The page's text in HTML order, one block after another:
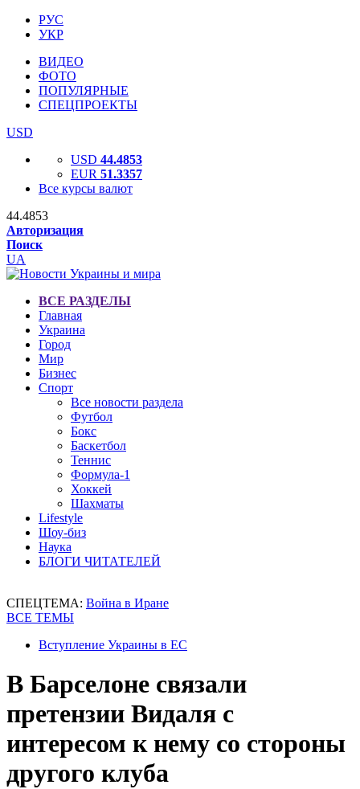
РУС
УКР
ВИДЕО
ФОТО
ПОПУЛЯРНЫЕ
СПЕЦПРОЕКТЫ
USD
USD 44.4853
EUR 51.3357
Все курсы валют
44.4853
Авторизация
Поиск
UA
ВСЕ РАЗДЕЛЫ
Главная
Украина
Город
Мир
Бизнес
Спорт
Все новости раздела
Футбол
Бокс
Баскетбол
Теннис
Формула-1
Хоккей
Шахматы
Lifestyle
Шоу-биз
Наука
БЛОГИ ЧИТАТЕЛЕЙ
СПЕЦТЕМА: Война в Иране
ВСЕ ТЕМЫ
Вступление Украины в ЕС
В Барселоне связали
претензии Видаля с
интересом к нему со стороны
другого клуба